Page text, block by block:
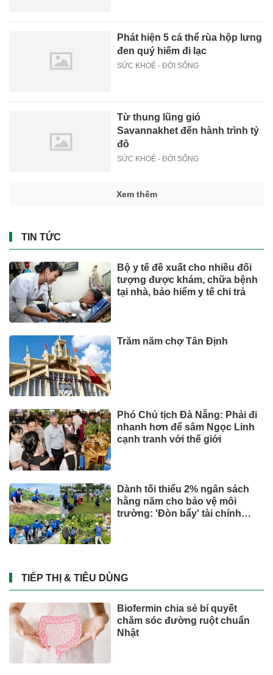
Phát hiện 5 cá thể rùa hộp lưng
đen quý hiếm đi lạc
SỨC KHOẺ - ĐỜI SỐNG
Từ thung lũng gió
Savannakhet đến hành trình tỷ
đô
SỨC KHOẺ - ĐỜI SỐNG
Xem thêm
TIN TỨC
Bộ y tế đề xuất cho nhiều đối
tượng được khám, chữa bệnh
tại nhà, bảo hiểm y tế chi trả
Trăm năm chợ Tân Định
Phó Chủ tịch Đà Nẵng: Phải đi
nhanh hơn để sâm Ngọc Linh
cạnh tranh với thế giới
Dành tối thiểu 2% ngân sách
hằng năm cho bảo vệ môi
trường: 'Đòn bẩy' tài chính
TIẾP THỊ & TIÊU DÙNG
Biofermin chia sẻ bí quyết
chăm sóc đường ruột chuẩn
Nhật